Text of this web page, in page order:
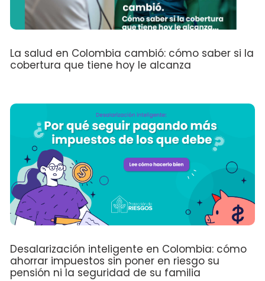
La salud en Colombia cambió: cómo saber si la
cobertura que tiene hoy le alcanza
Desalarización inteligente en Colombia: cómo
ahorrar impuestos sin poner en riesgo su
pensión ni la seguridad de su familia